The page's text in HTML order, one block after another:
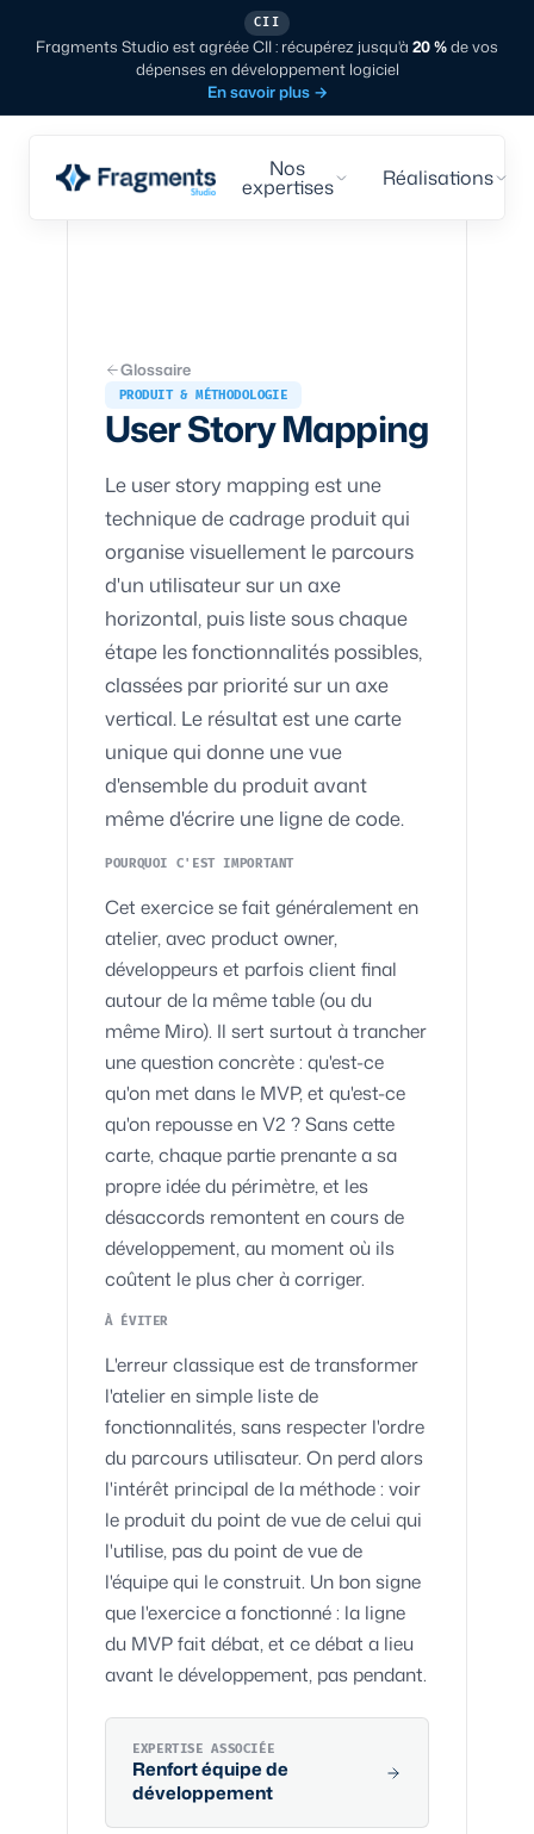
CII
Fragments Studio est agréée CII : récupérez jusqu'à 20 %de vos
dépenses en développement logiciel
En savoir plus →
Nos
expertises Réalisations
Glossaire
PRODUIT & MÉTHODOLOGIE
User Story Mapping
Le user story mapping est une
technique de cadrage produit qui
organise visuellement le parcours
d'un utilisateur sur un axe
horizontal, puis liste sous chaque
étape les fonctionnalités possibles,
classées par priorité sur un axe
vertical. Le résultat est une carte
unique qui donne une vue
d'ensemble du produit avant
même d'écrire une ligne de code.
POURQUOI C'EST IMPORTANT
Cet exercice se fait généralement en
atelier, avec product owner,
développeurs et parfois client final
autour de la même table (ou du
même Miro). Il sert surtout à trancher
une question concrète : qu'est-ce
qu'on met dans le MVP, et qu'est-ce
qu'on repousse en V2 ? Sans cette
carte, chaque partie prenante a sa
propre idée du périmètre, et les
désaccords remontent en cours de
développement, au moment où ils
coûtent le plus cher à corriger.
À ÉVITER
L'erreur classique est de transformer
l'atelier en simple liste de
fonctionnalités, sans respecter l'ordre
du parcours utilisateur. On perd alors
l'intérêt principal de la méthode : voir
le produit du point de vue de celui qui
l'utilise, pas du point de vue de
l'équipe qui le construit. Un bon signe
que l'exercice a fonctionné : la ligne
du MVP fait débat, et ce débat a lieu
avant le développement, pas pendant.
EXPERTISE ASSOCIÉE
Renfortéquipe de
développement